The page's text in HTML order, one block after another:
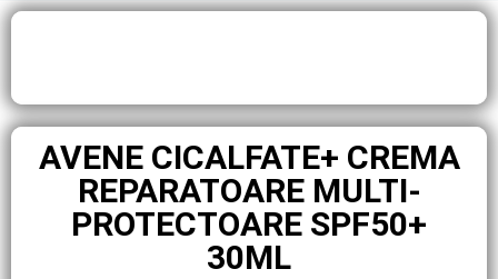
AVENE CICALFATE+ CREMA
REPARATOARE MULTI-
PROTECTOARE SPF50+
30ML